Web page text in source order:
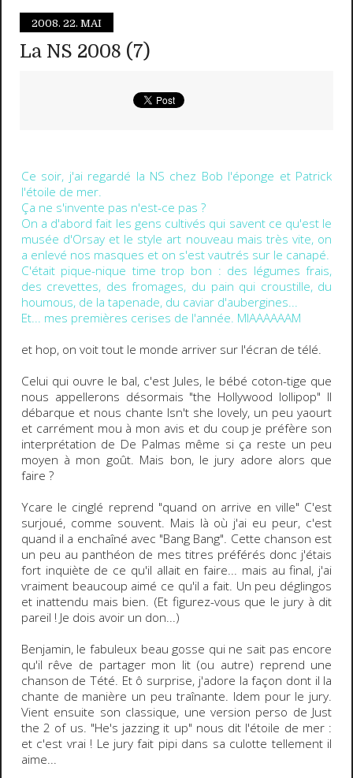
2008. 22. MAI
La NS 2008 (7)
Ce soir, j'ai regardé la NS chez Bob l'éponge et Patrick
l'étoile de mer.
Ça ne s'invente pas n'est-ce pas ?
On a d'abord fait les gens cultivés qui savent ce qu'est le
musée d'Orsay et le style art nouveau mais très vite, on
a enlevé nos masques et on s'est vautrés sur le canapé.
C'était pique-nique time trop bon : des légumes frais,
des crevettes, des fromages, du pain qui croustille, du
houmous, de la tapenade, du caviar d'aubergines...
Et... mes premières cerises de l'année. MIAAAAAAM
et hop, on voit tout le monde arriver sur l'écran de télé.
Celui qui ouvre le bal, c'est Jules, le bébé coton-tige que
nous appellerons désormais "the Hollywood lollipop" Il
débarque et nous chante Isn't she lovely, un peu yaourt
et carrément mou à mon avis et du coup je préfère son
interprétation de De Palmas même si ça reste un peu
moyen à mon goût. Mais bon, le jury adore alors que
faire ?
Ycare le cinglé reprend "quand on arrive en ville" C'est
surjoué, comme souvent. Mais là où j'ai eu peur, c'est
quand il a enchaîné avec "Bang Bang". Cette chanson est
un peu au panthéon de mes titres préférés donc j'étais
fort inquiète de ce qu'il allait en faire... mais au final, j'ai
vraiment beaucoup aimé ce qu'il a fait. Un peu déglingos
et inattendu mais bien. (Et figurez-vous que le jury à dit
pareil ! Je dois avoir un don...)
Benjamin, le fabuleux beau gosse qui ne sait pas encore
qu'il rêve de partager mon lit (ou autre) reprend une
chanson de Tété. Et ô surprise, j'adore la façon dont il la
chante de manière un peu traînante. Idem pour le jury.
Vient ensuite son classique, une version perso de Just
the 2 of us. "He's jazzing it up" nous dit l'étoile de mer :
et c'est vrai ! Le jury fait pipi dans sa culotte tellement il
aime...